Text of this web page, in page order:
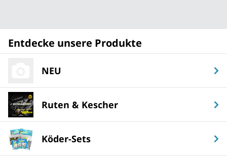
Entdecke unsere Produkte
NEU
Ruten & Kescher
Köder-Sets